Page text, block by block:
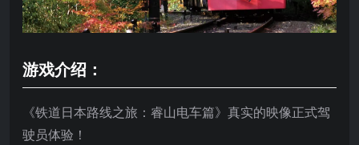
游戏介绍：
《铁道日本路线之旅：睿山电车篇》真实的映像正式驾
驶员体验！